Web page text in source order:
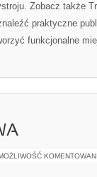
Zobacz także
praktyczne
funkcjonalne